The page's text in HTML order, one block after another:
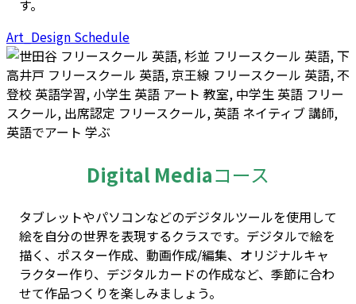
す。
Art_Design Schedule
Digital Mediaコース
タブレットやパソコンなどのデジタルツールを使用して
絵を自分の世界を表現するクラスです。デジタルで絵を
描く、ポスター作成、動画作成/編集、オリジナルキャ
ラクター作り、デジタルカードの作成など、季節に合わ
せて作品つくりを楽しみましょう。